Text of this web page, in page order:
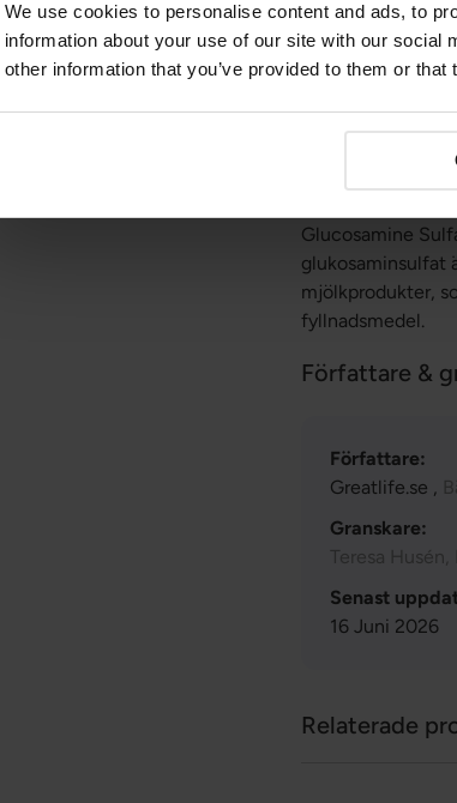
We use cookies to personalise content and ads, to
information about your use of our site with our
other information that you’ve provided to them or
Fördelarna med
lindring av
användning för
naturligt
Bästa
Glucosamine
glukosaminsulfat
mjölkprodukter,
fyllnadsmedel.
Författare &
Författare:
Greatlife.se ,
Granskare:
Teresa
Senast
16 Juni 2026
Relaterade